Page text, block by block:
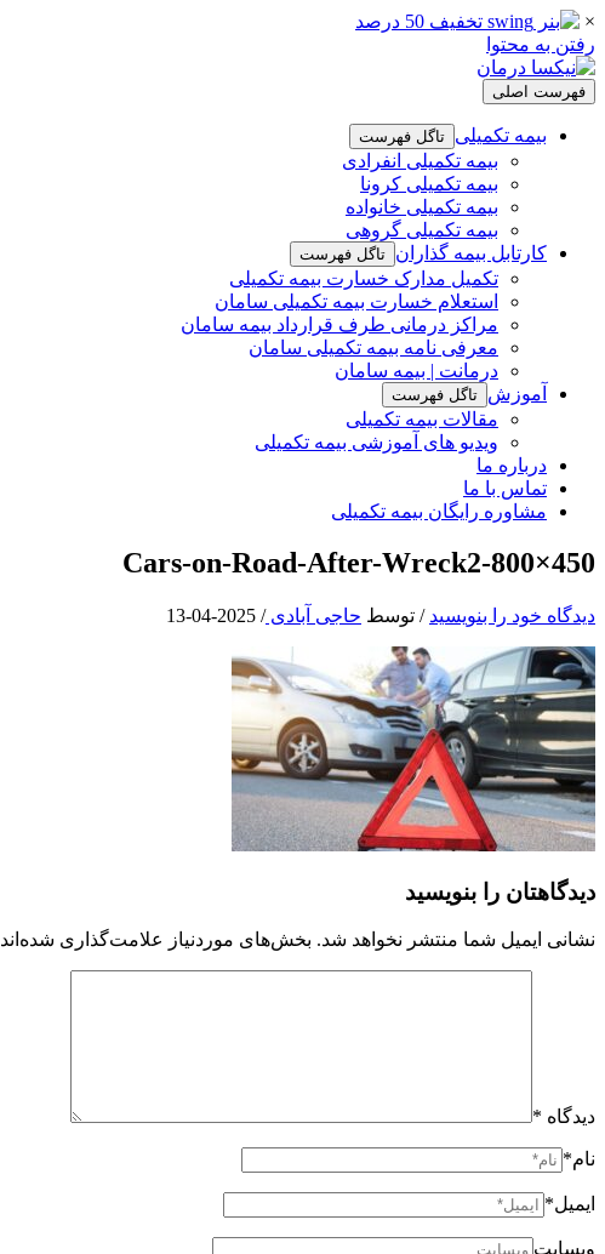
×
رفتن به محتوا
فهرست اصلی
بیمه تکمیلی تاگل فهرست
بیمه تکمیلی انفرادی
بیمه تکمیلی کرونا
بیمه تکمیلی خانواده
بیمه تکمیلی گروهی
کارتابل بیمه گذاران تاگل فهرست
تکمیل مدارک خسارت بیمه تکمیلی
استعلام خسارت بیمه تکمیلی سامان
مراکز درمانی طرف قرارداد بیمه سامان
معرفی نامه بیمه تکمیلی سامان
درمانت | بیمه سامان
آموزش تاگل فهرست
مقالات بیمه تکمیلی
ویدیو های آموزشی بیمه تکمیلی
درباره ما
تماس با ما
مشاوره رایگان بیمه تکمیلی
Cars-on-Road-After-Wreck2-800×450
دیدگاه‌ خود را بنویسید / توسط حاجی آبادی/
2025-04-13
دیدگاهتان را بنویسید
نشانی ایمیل شما منتشر نخواهد شد. بخش‌های موردنیاز علامت‌گذاری شده‌اند
دیدگاه *
نام*
ایمیل*
وبسایت